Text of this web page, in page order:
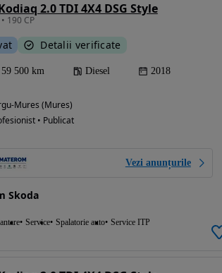
2.0 TDI 4X4 DSG Style
190 CP
Detalii verificate
59 500 km Diesel 2018
Mures (Mures)
• Publicat
Vezi anunțurile
Skoda
Service Spalatorie auto Service ITP